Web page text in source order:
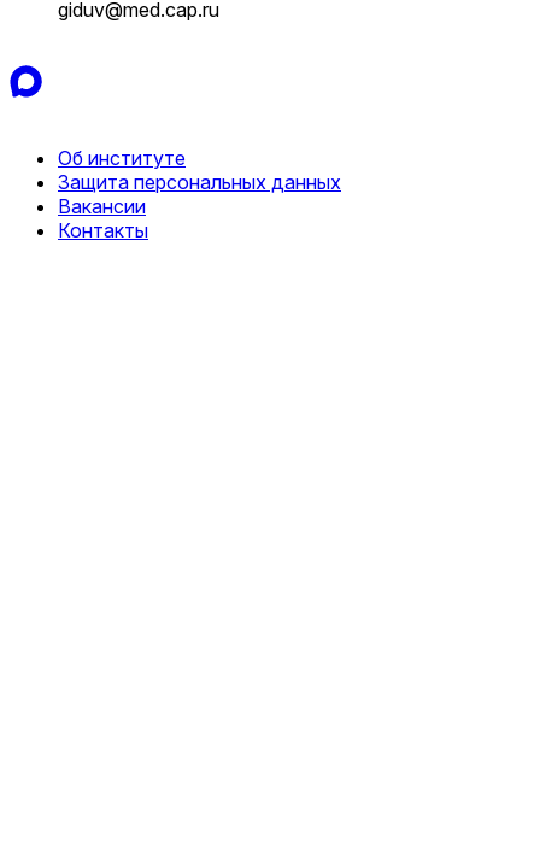
giduv@med.cap.ru
Об институте
Защита персональных данных
Вакансии
Контакты